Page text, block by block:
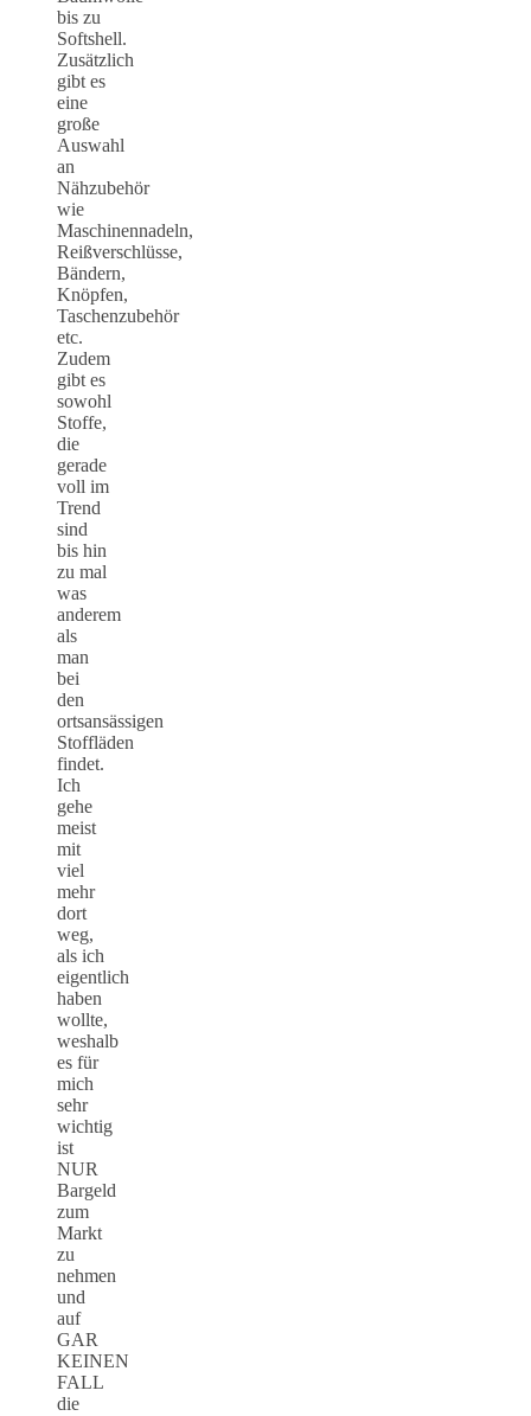
bis zu
Softshell.
Zusätzlich
gibt es
eine
große
Auswahl
an
Nähzubehör
wie
Maschinennadeln,
Reißverschlüsse,
Bändern,
Knöpfen,
Taschenzubehör
etc.
Zudem
gibt es
sowohl
Stoffe,
die
gerade
voll im
Trend
sind
bis hin
zu mal
was
anderem
als
man
bei
den
ortsansässigen
Stoffläden
findet.
Ich
gehe
meist
mit
viel
mehr
dort
weg,
als ich
eigentlich
haben
wollte,
weshalb
es für
mich
sehr
wichtig
ist
NUR
Bargeld
zum
Markt
zu
nehmen
und
auf
GAR
KEINEN
FALL
die